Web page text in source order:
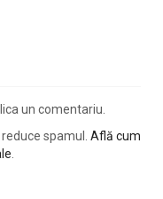
un comentariu.
spamul. Află cum